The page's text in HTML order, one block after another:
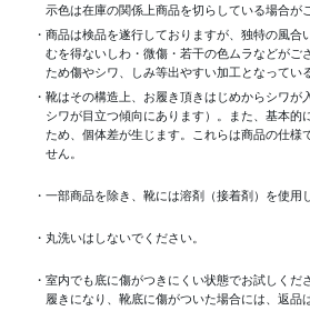
示色は在庫の関係上商品を切らしている場合が
・商品は検品を遂行しておりますが、独特の風
むを得ないしわ・微傷・若干の色ムラなどがご
ため傷やシワ、しみ等出やすい加工となってい
・靴はその構造上、お履き頂きはじめからシワが
シワが目立つ傾向にあります）。また、基本的
ため、個体差が生じます。これらは商品の仕様
せん。
・一部商品を除き、靴には溶剤（接着剤）を使用
・丸洗いはしないでください。
・室内でも底に傷がつきにくい状態でお試しくだ
履きになり、靴底に傷がついた場合には、返品